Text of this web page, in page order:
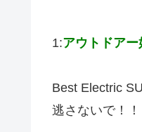
1:アウトドアー
Best Electric
逃さないで！！